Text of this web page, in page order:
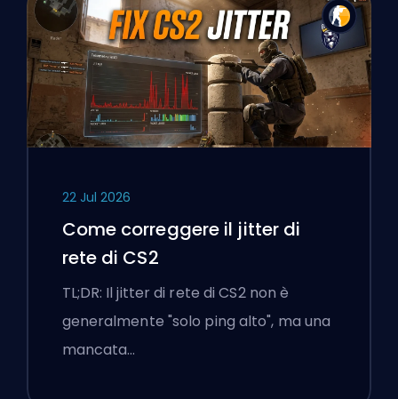
22 Jul 2026
Come correggere il jitter di
rete di CS2
TL;DR: Il jitter di rete di CS2 non è
generalmente "solo ping alto", ma una
mancata…